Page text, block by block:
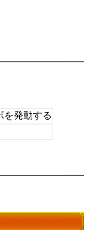
を発動する